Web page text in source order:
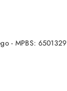
- MPBS: 6501329